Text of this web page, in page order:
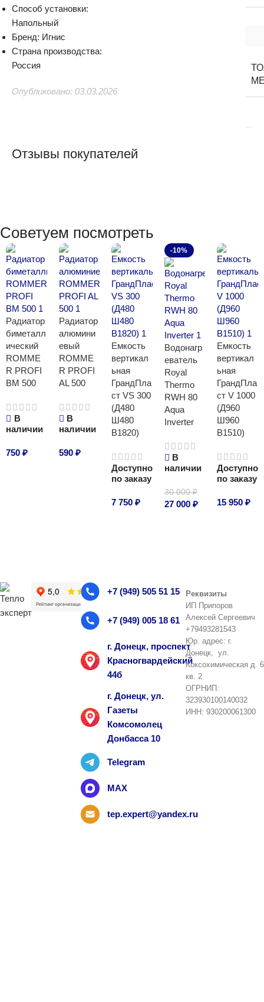
Способ установки:
Напольный
Бренд: Игнис
Страна производства:
Россия
Опубликовано: 03.03.2026
Отзывы покупателей
Советуем посмотреть
Радиатор
биметалл
ический
ROMME
R PROFI
BM 500
В
наличии
750 ₽
Радиатор
алюмини
евый
ROMME
R PROFI
AL 500
В
наличии
590 ₽
Емкость
вертикал
ьная
ГрандПла
ст VS 300
(Д480
Ш480
В1820)
Доступно
по заказу
7 750₽
-10%
Водонагр
еватель
Royal
Thermo
RWH 80
Aqua
Inverter
В
наличии
30 000₽
27 000 ₽
Емкость
вертикал
ьная
ГрандПла
ст V 1000
(Д960
Ш960
В1510)
Доступно
по заказу
15 950₽
+7 (949) 505 51 15
+7 (949) 005 18 61
г. Донецк, проспект
Красногвардейский
44б
г. Донецк, ул.
Газеты
Комсомолец
Донбасса 10
Telegram
MAX
tep.expert@yandex.ru
Реквизиты
ИП Припоров
Алексей Сергеевич
+79493281543
Юр. адрес: г.
Донецк, ул.
Коксохимическая д. 6
кв. 2
ОГРНИП:
323930100140032
ИНН: 930200061300